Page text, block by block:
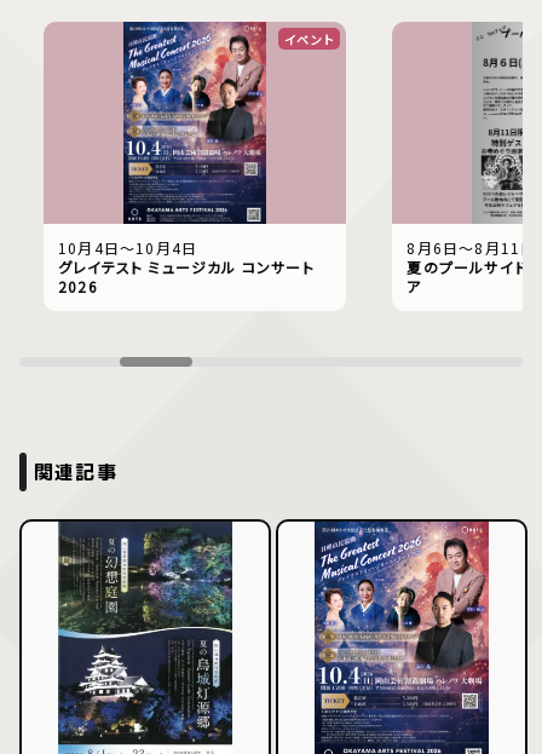
イベント
10月4日〜10月4日
グレイテスト ミュージカル コンサート
2026
8月6日〜8月11日
夏のプールサイド
ア
関連記事